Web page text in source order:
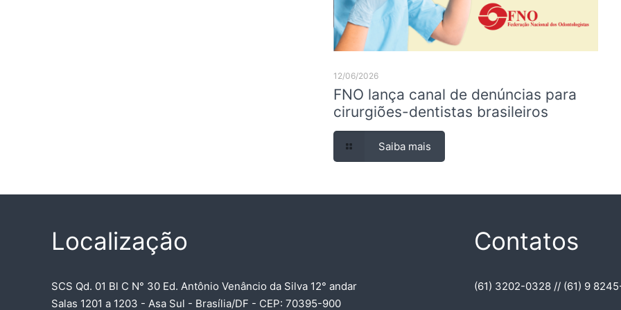
12/06/2026
FNO lança canal de denúncias para
cirurgiões-dentistas brasileiros
Saiba mais
Localização
SCS Qd. 01 Bl C N° 30 Ed. Antônio Venâncio da Silva 12° andar
Salas 1201 a 1203 - Asa Sul - Brasília/DF - CEP: 70395-900
Contatos
(61) 3202-0328 // (61) 9